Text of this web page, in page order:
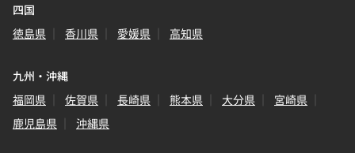
四国
徳島県
香川県 愛媛県 高知県
九州・沖縄
福岡県
佐賀県 長崎県 熊本県 大分県
宮崎県
鹿児島県
沖縄県